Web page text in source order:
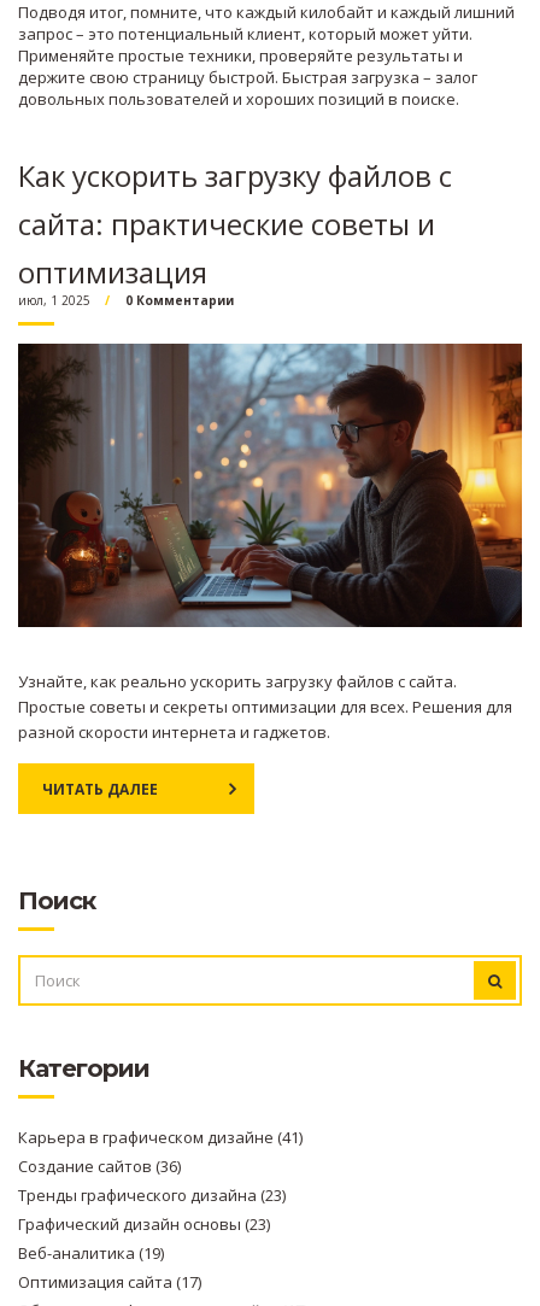
Подводя итог, помните, что каждый килобайт и каждый лишний
запрос – это потенциальный клиент, который может уйти.
Применяйте простые техники, проверяйте результаты и
держите свою страницу быстрой. Быстрая загрузка – залог
довольных пользователей и хороших позиций в поиске.
Как ускорить загрузку файлов с
сайта: практические советы и
оптимизация
июл, 1 2025 0 Комментарии
Узнайте, как реально ускорить загрузку файлов с сайта.
Простые советы и секреты оптимизации для всех. Решения для
разной скорости интернета и гаджетов.
ЧИТАТЬ ДАЛЕЕ
Поиск
Категории
Карьера в графическом дизайне (41)
Создание сайтов (36)
Тренды графического дизайна (23)
Графический дизайн основы (23)
Веб-аналитика (19)
Оптимизация сайта (17)